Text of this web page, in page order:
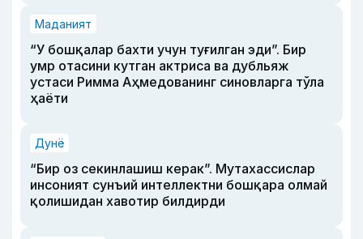
Маданият
“У бошқалар бахти учун туғилган эди”. Бир
умр отасини кутган актриса ва дубльяж
устаси Римма Аҳмедованинг синовларга тўла
ҳаёти
Дунё
“Бир оз секинлашиш керак”. Мутахассислар
инсоният сунъий интеллектни бошқара олмай
қолишидан хавотир билдирди